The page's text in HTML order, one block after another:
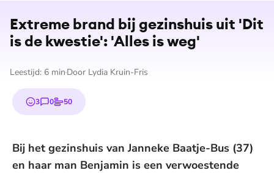
Extreme brand bij gezinshuis uit 'Dit
is de kwestie': 'Alles is weg'
Leestijd: 6 min Door Lydia Kruin-Fris
3
emojis
0
reacties
50
stemmen
Bij het gezinshuis van Janneke Baatje-Bus (37)
en haar man Benjamin is een verwoestende